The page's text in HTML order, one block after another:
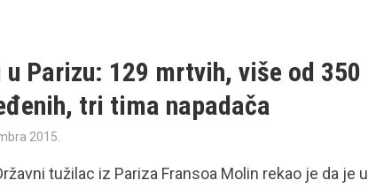
Parizu: 129 mrtvih, više od 350
tri tima napadača
2015.
tužilac iz Pariza Fransoa Molin rekao je da je u